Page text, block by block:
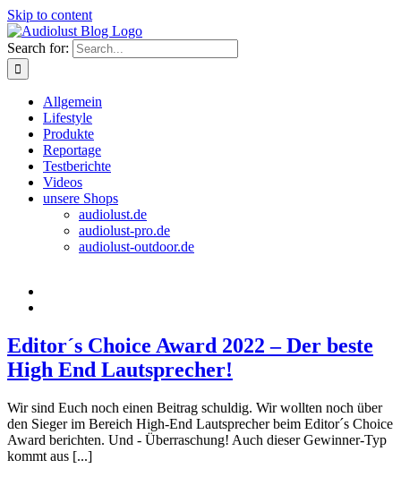
Skip to content
Search for:
Allgemein
Lifestyle
Produkte
Reportage
Testberichte
Videos
unsere Shops
audiolust.de
audiolust-pro.de
audiolust-outdoor.de
Editor´s Choice Award 2022 – Der beste
High End Lautsprecher!
Wir sind Euch noch einen Beitrag schuldig. Wir wollten noch über
den Sieger im Bereich High-End Lautsprecher beim Editor´s Choice
Award berichten. Und - Überraschung! Auch dieser Gewinner-Typ
kommt aus [...]